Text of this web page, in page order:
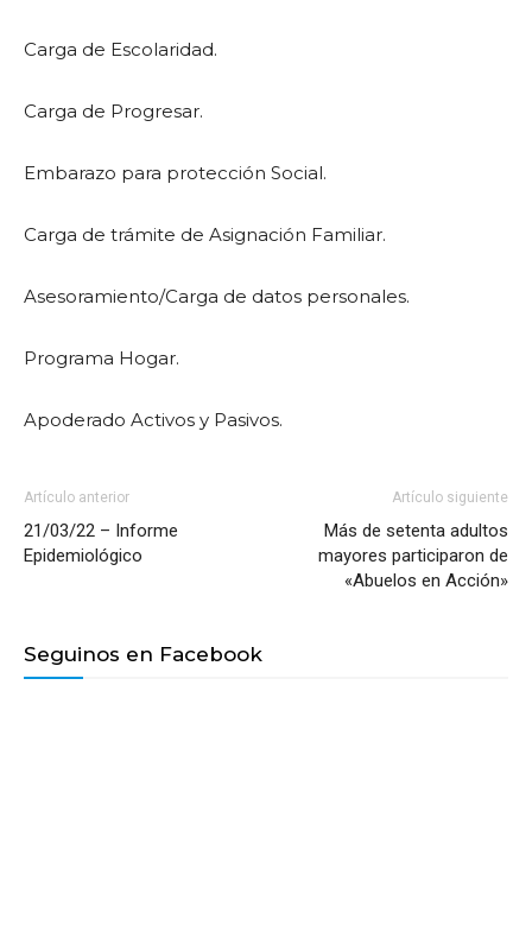
Carga de Escolaridad.
Carga de Progresar.
Embarazo para protección Social.
Carga de trámite de Asignación Familiar.
Asesoramiento/Carga de datos personales.
Programa Hogar.
Apoderado Activos y Pasivos.
Artículo anterior
21/03/22 – Informe
Epidemiológico
Artículo siguiente
Más de setenta adultos
mayores participaron de
«Abuelos en Acción»
Seguinos en Facebook